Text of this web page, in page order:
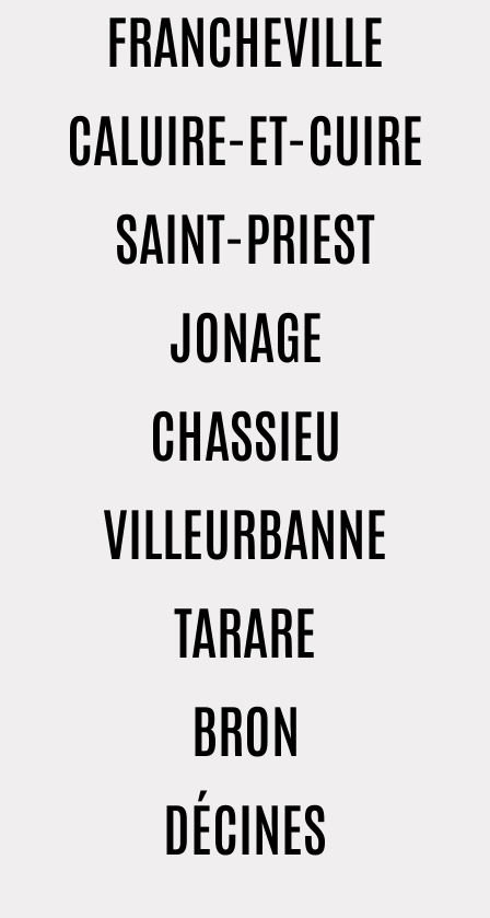
FRANCHEVILLE
CALUIRE-ET-CUIRE
SAINT-PRIEST
JONAGE
CHASSIEU
VILLEURBANNE
TARARE
BRON
DÉCINES